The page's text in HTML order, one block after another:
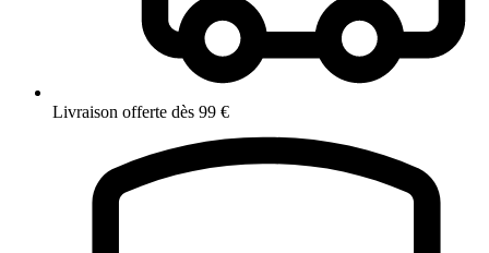
Livraison offerte dès 99 €